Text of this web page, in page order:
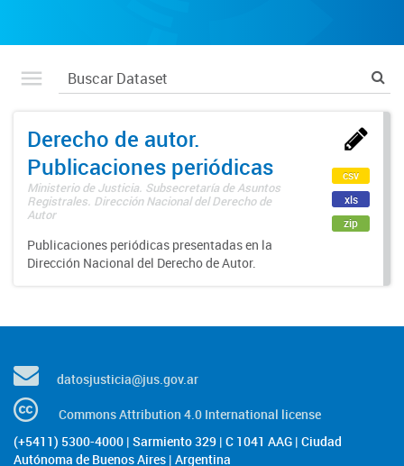
Derecho de autor.
Publicaciones periódicas
Ministerio de Justicia. Subsecretaría de Asuntos
Registrales. Dirección Nacional del Derecho de
Autor
Publicaciones periódicas presentadas en la
Dirección Nacional del Derecho de Autor.
csv
xls
zip
datosjusticia@jus.gov.ar
Commons Attribution 4.0 International license
(+5411) 5300-4000 | Sarmiento 329 | C 1041 AAG | Ciudad
Autónoma de Buenos Aires | Argentina